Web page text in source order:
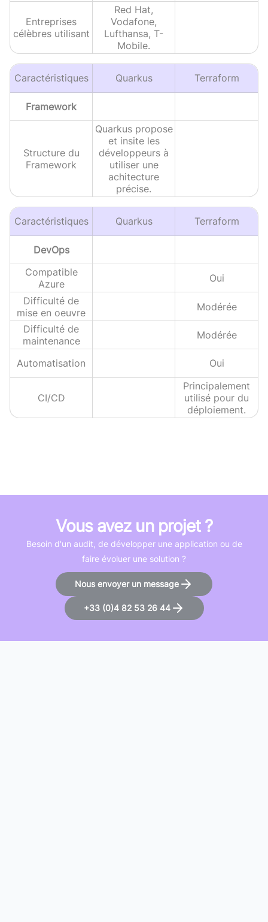
Entreprises
célèbres utilisant
Red Hat,
Vodafone,
Lufthansa, T-
Mobile.
Caractéristiques Quarkus Terraform
Framework
Structure du
Framework
Quarkus propose
et insite les
développeurs à
utiliser une
achitecture
précise.
Caractéristiques Quarkus Terraform
DevOps
Compatible
Azure
Oui
Difficulté de
mise en oeuvre
Modérée
Difficulté de
maintenance
Modérée
Automatisation Oui
CI/CD
Principalement
utilisé pour du
déploiement.
Vous avez un projet ?
Besoin d'un audit, de développer une application ou de
faire évoluer une solution ?
Nous envoyer un message
+33 (0)4 82 53 26 44